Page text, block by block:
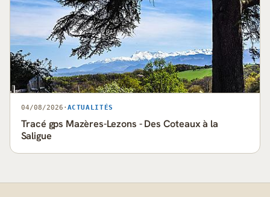
04/08/2026 · ACTUALITÉS
Tracé gps Mazères-Lezons - Des Coteaux à la
Saligue